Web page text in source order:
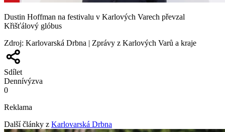
Dustin Hoffman na festivalu v Karlových Varech převzal
Křišťálový glóbus
Zdroj: Karlovarská Drbna | Zprávy z Karlových Varů a kraje
Sdílet
Dennívýzva
0
Reklama
Další články z Karlovarská Drbna